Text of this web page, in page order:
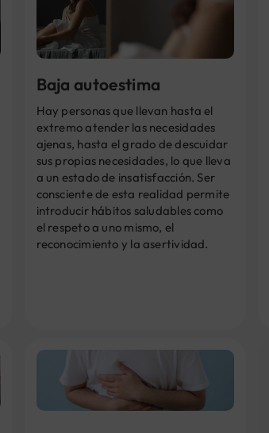
Baja autoestima
Hay personas que llevan hasta el
extremo atender las necesidades
ajenas, hasta el grado de descuidar
sus propias necesidades, lo que lleva
a un estado de insatisfacción. Ser
consciente de esta realidad permite
introducir hábitos saludables como
el respeto a uno mismo, el
reconocimiento y la asertividad.